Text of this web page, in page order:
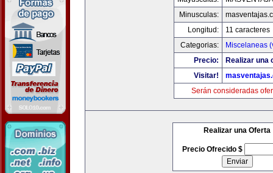
Minusculas:
Longitud:
11 caracteres
Categorias:
Miscelaneas
Precio:
Realizar una
Visitar!
Serán consideradas
Realizar una Oferta
Precio Ofrecido $